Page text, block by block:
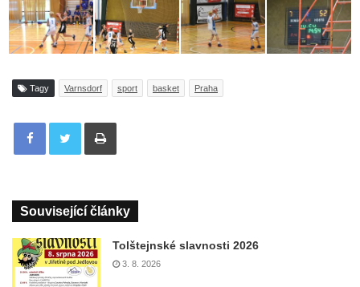
Tagy Varnsdorf sport basket Praha
Tisknout
Související články
Tolštejnské slavnosti 2026
3. 8. 2026